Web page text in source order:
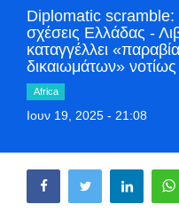
Style Adorés
Greece
Entertainment
Mykonos
Diplomatic scramble:
σχέσεις Ελλάδας -
καταγγέλλει
δικαιωμάτων»
Africa
Ιουν 19, 2025 - 21:08